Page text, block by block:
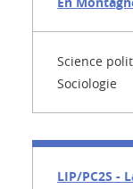
Science
Sociologie
LIP/PC2S -